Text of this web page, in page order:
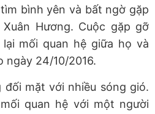
bình yên và bất ngờ gặp
Hương. Cuộc gặp gỡ
mối quan hệ giữa họ và
ngày 24/10/2016.
đối mặt với nhiều sóng gió.
quan hệ với một người